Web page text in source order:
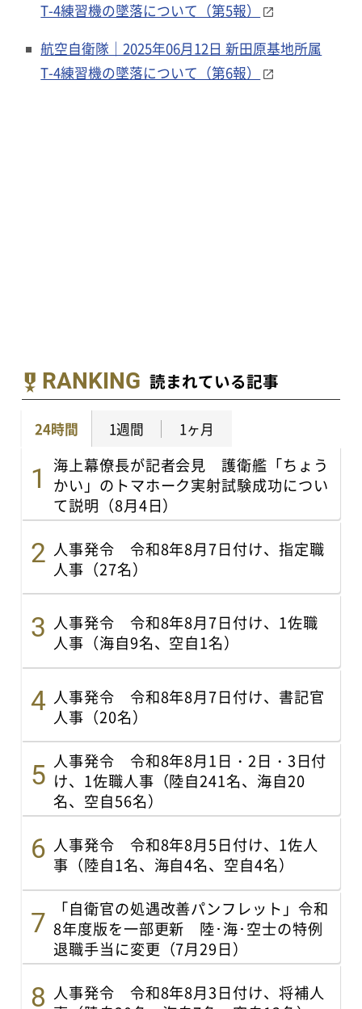
T-4練習機の墜落について（第5報）
航空自衛隊｜2025年06月12日 新田原基地所属
T-4練習機の墜落について（第6報）
RANKING 読まれている記事
24時間 1週間 1ヶ月
海上幕僚長が記者会見 護衛艦「ちょう
かい」のトマホーク実射試験成功につい
て説明（8月4日）
人事発令 令和8年8月7日付け、指定職
人事（27名）
人事発令 令和8年8月7日付け、1佐職
人事（海自9名、空自1名）
人事発令 令和8年8月7日付け、書記官
人事（20名）
人事発令 令和8年8月1日・2日・3日付
け、1佐職人事（陸自241名、海自20
名、空自56名）
人事発令 令和8年8月5日付け、1佐人
事（陸自1名、海自4名、空自4名）
「自衛官の処遇改善パンフレット」令和
8年度版を一部更新 陸･海･空士の特例
退職手当に変更（7月29日）
人事発令 令和8年8月3日付け、将補人